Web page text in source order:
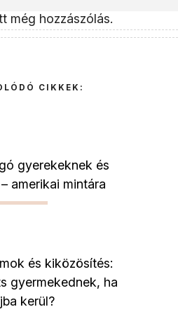
még hozzászólás.
CIKKEK:
gyerekeknek és
amerikai mintára
és kiközösítés:
gyermekednek, ha
kerül?